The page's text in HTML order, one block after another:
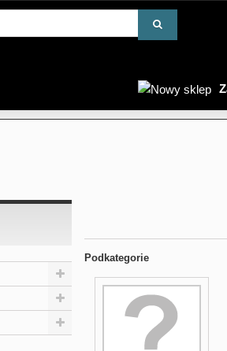
Podkategorie